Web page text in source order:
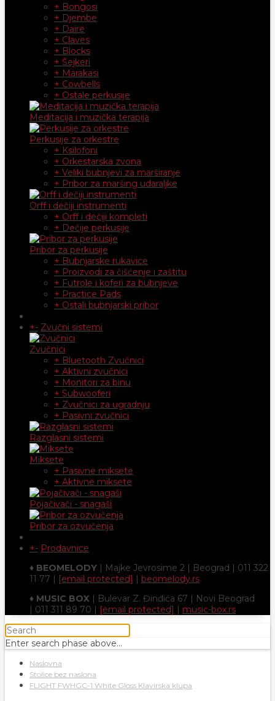
+ Bongosi
+ Djembe
+ Daire
+ Claves
+ Blocks
+ Šejkeri
+ Marakasi
+ Cowbells
+ Ostale perkusije
Meditacija i muzička terapija
Perkusije za orkestre
+ Ksilofoni
+ Orkestarska zvona
+ Veliki bubnjevi za marširanje
+ Pribor za maršing udaraljke
Orff i dečiji instrumenti
+ Orff i dečiji kompleti
+ Dečije perkusije
Pribor za perkusije
+ Bubnjarske rukavice
+ Proizvodi za čišćenje i zaštitu
+ Futrole i koferi za bubnjeve
+ Practice Pads
+ Ostali bubnjarski pribor
+- Zvučni sistemi
Zvučnici
+ Bluetooth Zvučnici
+ Aktivni zvučnici
+ Monitori za binu
+ Subwooferi
+ Zvučnici za ugradnju
+ Pasivni zvučnici
Razglasni sistemi
Miksete
+ Pasivne miksete
+ Aktivne miksete
Pojačivači - snagaši
Pribor za ozvučenja
+- Prodavnice
♦ BEOMELODY | Majke Jevrosime 2 | Beograd | 011 322
11 77 | [email protected] | beomelody.rs
♦ MUSIC BOX | Bulevar Z. Đinđića 67 | Novi Beograd
| 011 311 89 70 | [email protected] | music-box.rs
Enter search phase above...
Naslovna
Stolice bez naslona
FLIGHT FWHGC-1 White Gloss Klavirska klupa